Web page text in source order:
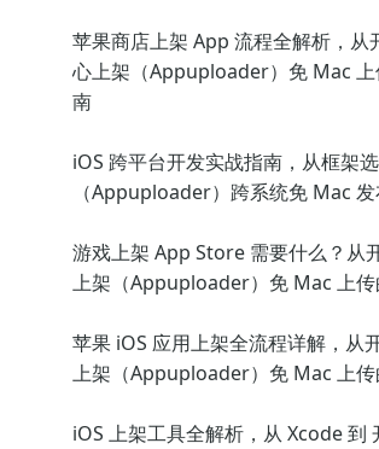
苹果商店上架 App 流程全解析，从
心上架（Appuploader）免 Mac 上
南
iOS 跨平台开发实战指南，从框架
（Appuploader）跨系统免 Mac
游戏上架 App Store 需要什么？从
上架（Appuploader）免 Mac 上
苹果 iOS 应用上架全流程详解，从
上架（Appuploader）免 Mac 上
iOS 上架工具全解析，从 Xcode 到